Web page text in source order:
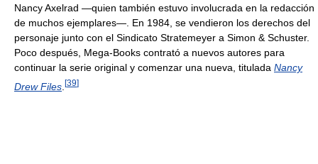
Nancy Axelrad —quien también estuvo involucrada en la redacción
de muchos ejemplares—. En 1984, se vendieron los derechos del
personaje junto con el Sindicato Stratemeyer a Simon & Schuster.
Poco después, Mega-Books contrató a nuevos autores para
continuar la serie original y comenzar una nueva, titulada Nancy
Drew Files [39]